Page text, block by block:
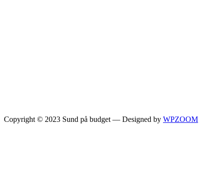
Copyright © 2023 Sund på budget — Designed by WPZOOM